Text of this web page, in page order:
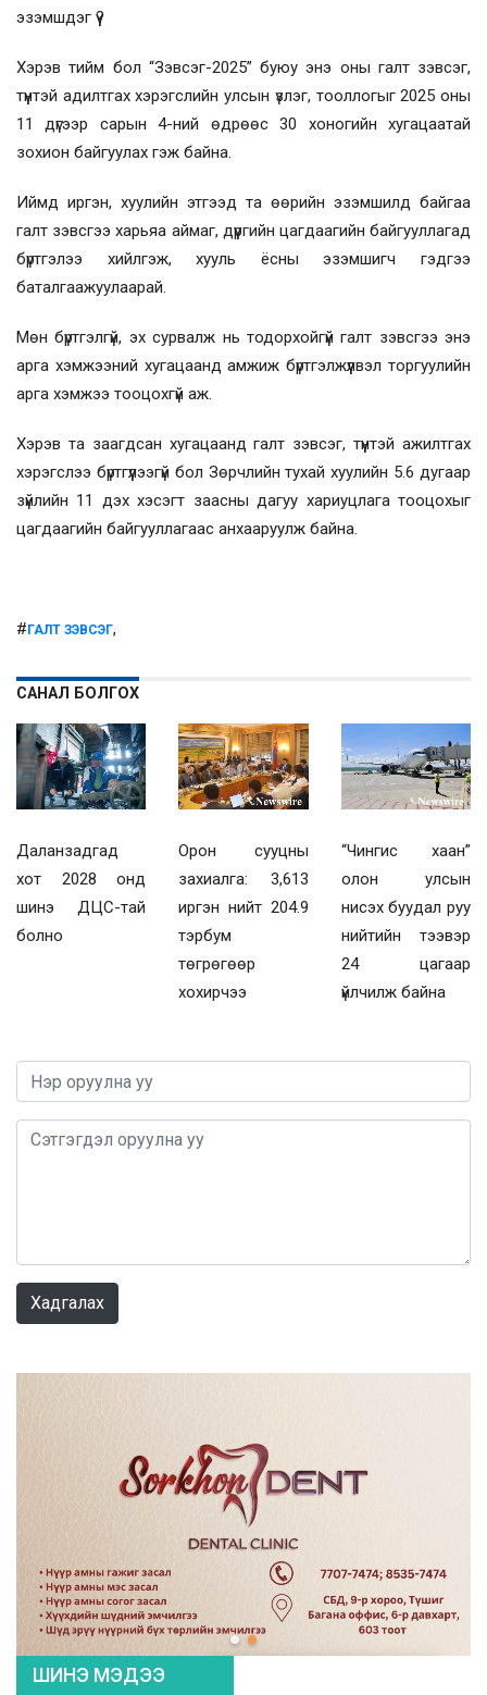
эзэмшдэг үү?
Хэрэв тийм бол “Зэвсэг-2025” буюу энэ оны галт зэвсэг,
түүнтэй адилтгах хэрэгслийн улсын үзлэг, тооллогыг 2025 оны
11 дүгээр сарын 4-ний өдрөөс 30 хоногийн хугацаатай
зохион байгуулах гэж байна.
Иймд иргэн, хуулийн этгээд та өөрийн эзэмшилд байгаа
галт зэвсгээ харьяа аймаг, дүүргийн цагдаагийн байгууллагад
бүртгэлээ хийлгэж, хууль ёсны эзэмшигч гэдгээ
баталгаажуулаарай.
Мөн бүртгэлгүй, эх сурвалж нь тодорхойгүй галт зэвсгээ энэ
арга хэмжээний хугацаанд амжиж бүртгэлжүүлвэл торгуулийн
арга хэмжээ тооцохгүй аж.
Хэрэв та заагдсан хугацаанд галт зэвсэг, түүнтэй ажилтгах
хэрэгслээ бүртгүүлээгүй бол Зөрчлийн тухай хуулийн 5.6 дугаар
зүйлийн 11 дэх хэсэгт заасны дагуу хариуцлага тооцохыг
цагдаагийн байгууллагаас анхааруулж байна.
#ГАЛТ ЗЭВСЭГ,
САНАЛ БОЛГОХ
Даланзадгад
хот 2028 онд
шинэ ДЦС-тай
болно
Орон сууцны
захиалга: 3,613
иргэн нийт 204.9
тэрбум
төгрөгөөр
хохирчээ
“Чингис хаан”
олон улсын
нисэх буудал руу
нийтийн тээвэр
24 цагаар
үйлчилж байна
Хадгалах
ШИНЭ МЭДЭЭ